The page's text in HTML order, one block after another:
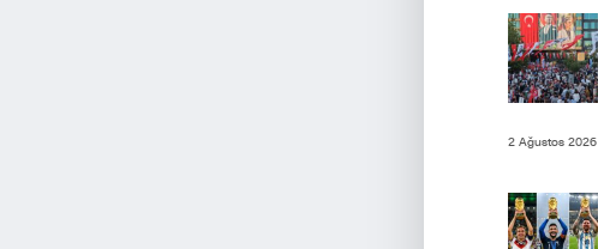
2 Ağustos 2026